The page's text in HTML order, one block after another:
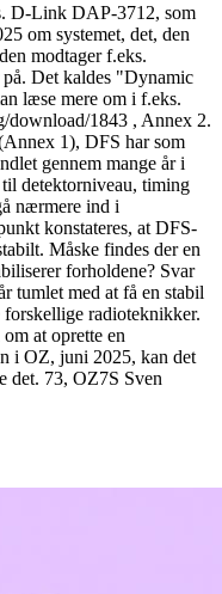
D-Link DAP-3712, som
om systemet, det, den
modtager f.eks.
på. Det kaldes "Dynamic
læse mere om i f.eks.
download/1843 , Annex 2.
1), DFS har som
gennem mange år i
detektorniveau, timing
nærmere ind i
konstateres, at DFS-
Måske findes der en
forholdene? Svar
tumlet med at få en stabil
radioteknikker.
at oprette en
i OZ, juni 2025, kan det
det. 73, OZ7S Sven